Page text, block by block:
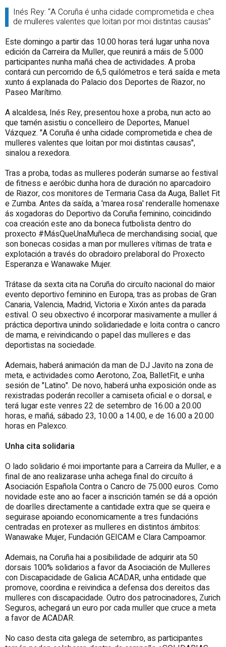
Inés Rey: “A Coruña é unha cidade comprometida e chea
de mulleres valentes que loitan por moi distintas causas”
Este domingo a partir das 10.00 horas terá lugar unha nova
edición da Carreira da Muller, que reunirá a máis de 5.000
participantes nunha mañá chea de actividades. A proba
contará cun percorrido de 6,5 quilómetros e terá saída e meta
xunto á explanada do Palacio dos Deportes de Riazor, no
Paseo Marítimo.
A alcaldesa, Inés Rey, presentou hoxe a proba, nun acto ao
que tamén asistiu o concelleiro de Deportes, Manuel
Vázquez. "A Coruña é unha cidade comprometida e chea de
mulleres valentes que loitan por moi distintas causas",
sinalou a rexedora.
Tras a proba, todas as mulleres poderán sumarse ao festival
de fitness e aeróbic dunha hora de duración no aparcadoiro
de Riazor, cos monitores de Termaria Casa da Auga, Ballet Fit
e Zumba. Antes da saída, a 'marea rosa' renderalle homenaxe
ás xogadoras do Deportivo da Coruña feminino, coincidindo
coa creación este ano da boneca futbolista dentro do
proxecto #MásQueUnaMuñeca de merchandising social, que
son bonecas cosidas a man por mulleres vítimas de trata e
explotación a través do obradoiro prelaboral do Proxecto
Esperanza e Wanawake Mujer.
Trátase da sexta cita na Coruña do circuíto nacional do maior
evento deportivo feminino en Europa, tras as probas de Gran
Canaria, Valencia, Madrid, Victoria e Xixón antes da parada
estival. O seu obxectivo é incorporar masivamente a muller á
práctica deportiva unindo solidariedade e loita contra o cancro
de mama, e reivindicando o papel das mulleres e das
deportistas na sociedade.
Ademais, haberá animación da man de DJ Javito na zona de
meta, e actividades como Aerotono, Zoa, BalletFit, e unha
sesión de "Latino". De novo, haberá unha exposición onde as
rexistradas poderán recoller a camiseta oficial e o dorsal, e
terá lugar este venres 22 de setembro de 16.00 a 20.00
horas, e mañá, sábado 23, 10.00 a 14.00, e de 16.00 a 20.00
horas en Palexco.
Unha cita solidaria
O lado solidario é moi importante para a Carreira da Muller, e a
final de ano realizarase unha achega final do circuíto á
Asociación Española Contra o Cancro de 75.000 euros. Como
novidade este ano ao facer a inscrición tamén se dá a opción
de doarlles directamente a cantidade extra que se queira e
seguirase apoiando economicamente a tres fundacións
centradas en protexer as mulleres en distintos ámbitos:
Wanawake Mujer, Fundación GEICAM e Clara Campoamor.
Ademais, na Coruña hai a posibilidade de adquirir ata 50
dorsais 100% solidarios a favor da Asociación de Mulleres
con Discapacidade de Galicia ACADAR, unha entidade que
promove, coordina e reivindica a defensa dos dereitos das
mulleres con discapacidade. Outro dos patrocinadores, Zurich
Seguros, achegará un euro por cada muller que cruce a meta
a favor de ACADAR.
No caso desta cita galega de setembro, as participantes